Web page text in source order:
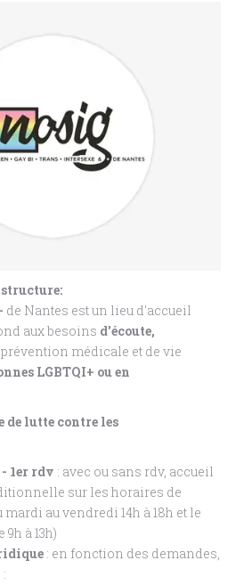
de Nantes est un lieu d'accueil
aux besoins d'écoute,
médicale et de vie
LGBTQI+ ou en
de lutte contre les
1er rdv : avec ou sans rdv, accueil
sur les horaires de
au vendredi 14h à 18h et le
à 13h)
: en fonction des demandes,